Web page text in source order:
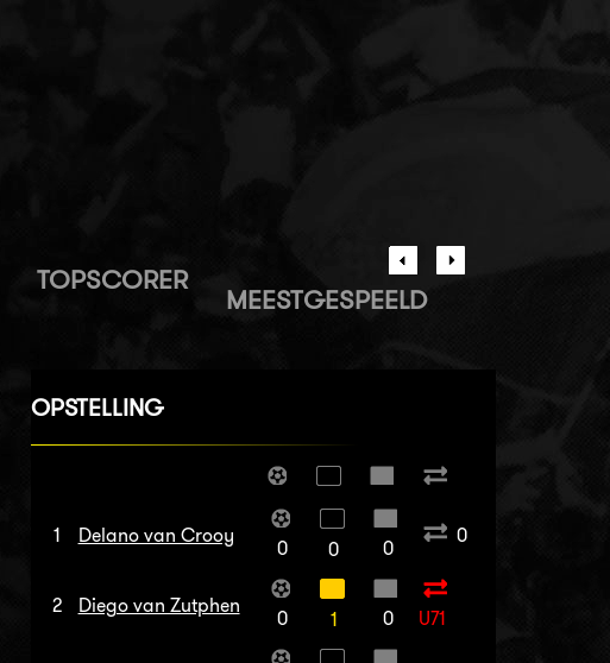
TOPSCORER
MEESTGESPEELD
OPSTELLING
1 Delano van Crooy
0 0 0
0
2 Diego van Zutphen
0 1 0 U71